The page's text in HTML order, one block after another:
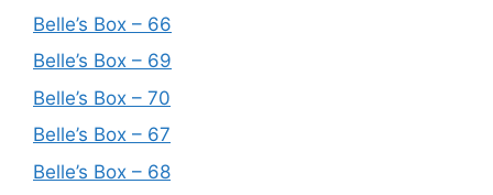
Belle’s Box – 66
Belle’s Box – 69
Belle’s Box – 70
Belle’s Box – 67
Belle’s Box – 68